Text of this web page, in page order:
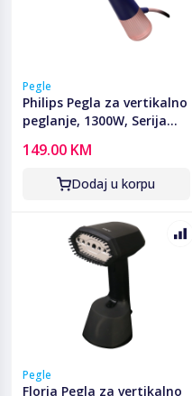
Pegle
Philips Pegla za vertikalno
peglanje, 1300W, Serija
149.00 KM
Dodaj u korpu
Pegle
Floria Pegla za vertikalno